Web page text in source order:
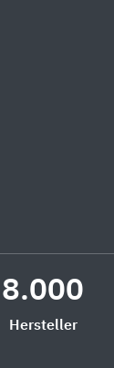
8.000
Hersteller